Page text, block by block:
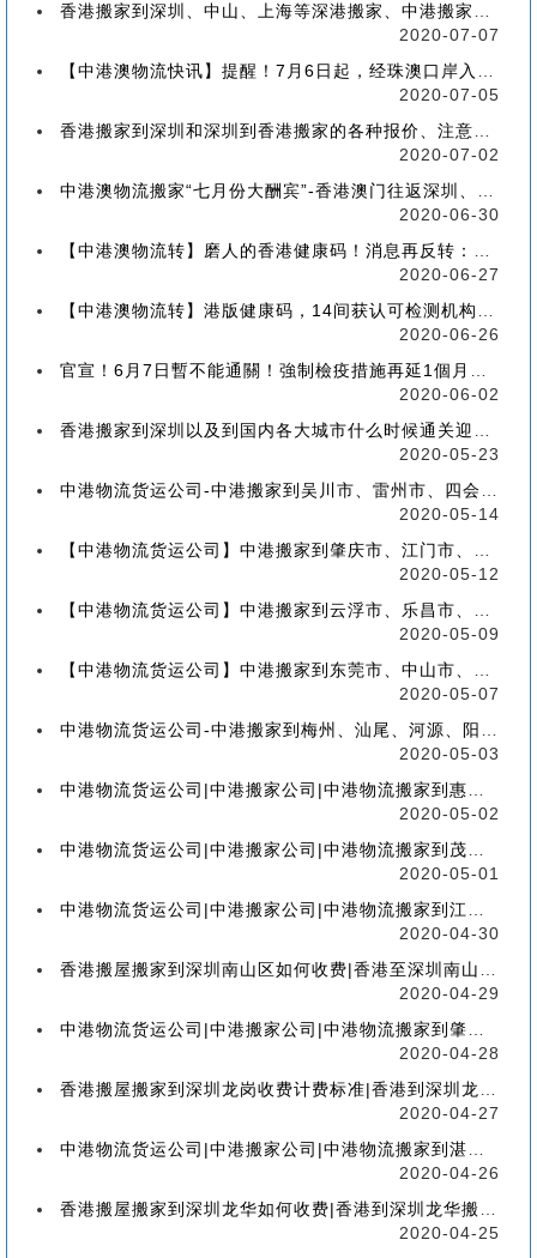
香港搬家到深圳、中山、上海等深港搬家、中港搬家的業務範圍、技術保障
2020-07-07
【中港澳物流快讯】提醒！7月6日起，经珠澳口岸入境有新变化！
2020-07-05
香港搬家到深圳和深圳到香港搬家的各种报价、注意事项和派送价格【深港搬家价格查询】
2020-07-02
中港澳物流搬家“七月份大酬宾”-香港澳门往返深圳、珠海、中山、广州等中港澳搬屋搬家
2020-06-30
【中港澳物流转】磨人的香港健康码！消息再反转：或下周一启用！
2020-06-27
【中港澳物流转】港版健康码，14间获认可检测机构确定！
2020-06-26
官宣！6月7日暫不能通關！強制檢疫措施再延1個月！【香港到深圳搬屋搬家又要延长了】
2020-06-02
香港搬家到深圳以及到国内各大城市什么时候通关迎来好消息
2020-05-23
中港物流货运公司-中港搬家到吴川市、雷州市、四会市、台山市收费标准+流程价格
2020-05-14
【中港物流货运公司】中港搬家到肇庆市、江门市、茂名市、惠州市收费标准+流程价格
2020-05-12
【中港物流货运公司】中港搬家到云浮市、乐昌市、南雄市、廉江市收费标准+流程价格
2020-05-09
【中港物流货运公司】中港搬家到东莞市、中山市、潮州市、揭阳市收费标准+流程价格
2020-05-07
中港物流货运公司-中港搬家到梅州、汕尾、河源、阳江、清远的流程、价格和收费标准
2020-05-03
中港物流货运公司|中港搬家公司|中港物流搬家到惠州流程、联运、包装、价格、电话、标准
2020-05-02
中港物流货运公司|中港搬家公司|中港物流搬家到茂名流程、联运、包装、价格、电话、标准
2020-05-01
中港物流货运公司|中港搬家公司|中港物流搬家到江门流程、联运、包装、价格、电话、标准
2020-04-30
香港搬屋搬家到深圳南山区如何收费|香港至深圳南山区搬屋搬家流程、分类、包装、价格
2020-04-29
中港物流货运公司|中港搬家公司|中港物流搬家到肇庆流程、联运、包装、价格、电话、标准
2020-04-28
香港搬屋搬家到深圳龙岗收费计费标准|香港到深圳龙岗区搬家如何收费【香港搬家到龙岗】
2020-04-27
中港物流货运公司|中港搬家公司|中港物流搬家到湛江流程、联运、包装、价格、电话、标准
2020-04-26
香港搬屋搬家到深圳龙华如何收费|香港到深圳龙华搬屋搬家收费标准-【服务客户操作实感】
2020-04-25